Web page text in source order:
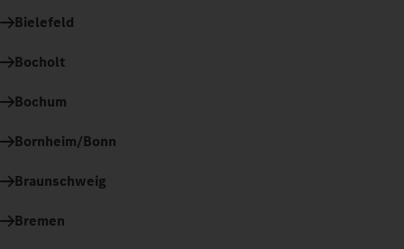
Bielefeld
Bocholt
Bochum
Bornheim/Bonn
Braunschweig
Bremen